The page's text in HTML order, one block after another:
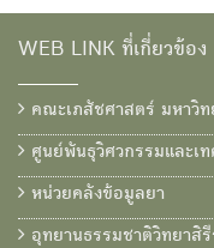
WEB LINK ที่เกี่ยวข้อง
คณะเภสัชศาสตร์ มหาวิ
ศูนย์พันธุวิศวกรรมและเ
หน่วยคลังข้อมูลยา
อุทยานธรรมชาติวิทยาสิ